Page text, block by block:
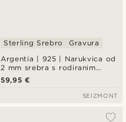
Argentia | 925 | Narukvica od
2 mm srebra s rodiranim
uzorkom riblje kosti
Sterling Srebro Gravura
59,95 €
SEIZMONT